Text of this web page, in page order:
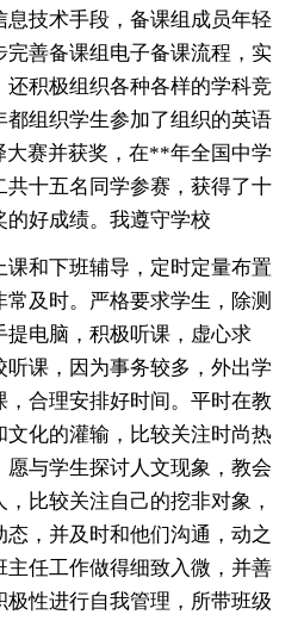
技术手段，备课组成员年轻
善备课组电子备课流程，实
积极组织各种各样的学科竞
组织学生参加了组织的英语
大赛并获奖，在**年全国中学
十五名同学参赛，获得了十
好成绩。我遵守学校
课和下班辅导，定时定量布置
及时。严格要求学生，除测
电脑，积极听课，虚心求
课，因为事务较多，外出学
合理安排好时间。平时在教
化的灌输，比较关注时尚热
愿与学生探讨人文现象，教会
比较关注自己的挖非对象，
，并及时和他们沟通，动之
主任工作做得细致入微，并善
性进行自我管理，所带班级